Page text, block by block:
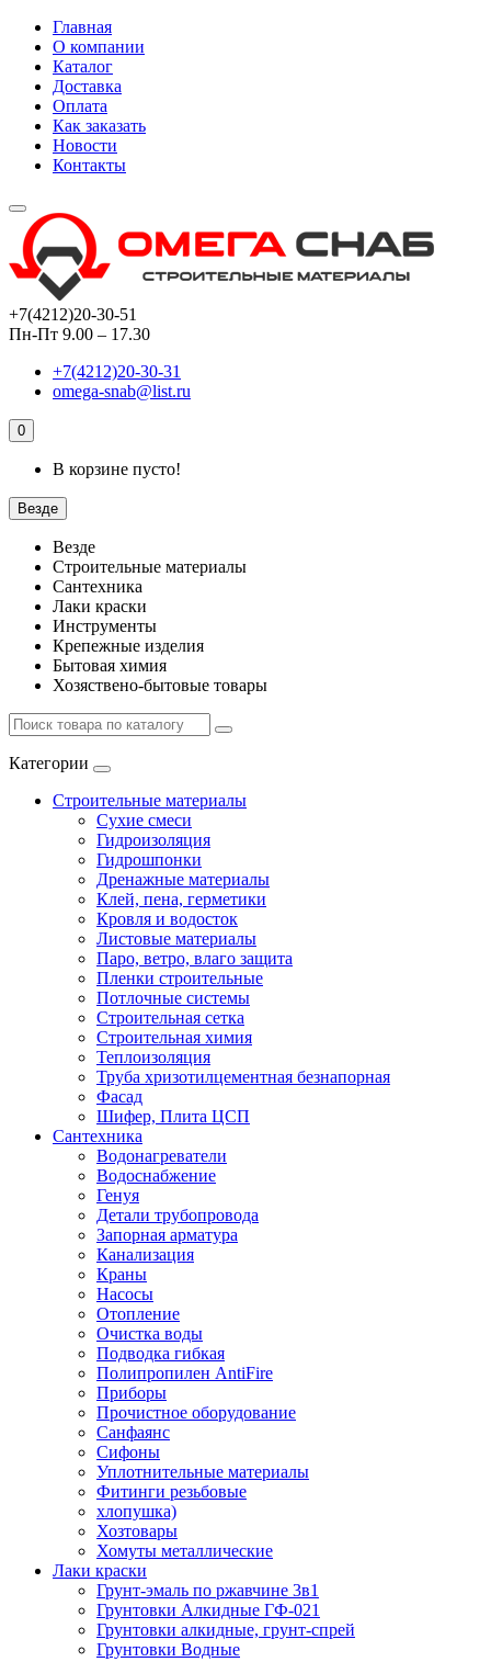
Главная
О компании
Каталог
Доставка
Оплата
Как заказать
Новости
Контакты
+7(4212)20-30-51
Пн-Пт 9.00 – 17.30
+7(4212)20-30-31
omega-snab@list.ru
0
В корзине пусто!
Везде
Везде
Строительные материалы
Сантехника
Лаки краски
Инструменты
Крепежные изделия
Бытовая химия
Хозяствено-бытовые товары
Категории
Строительные материалы
Сухие смеси
Гидроизоляция
Гидрошпонки
Дренажные материалы
Клей, пена, герметики
Кровля и водосток
Листовые материалы
Паро, ветро, влаго защита
Пленки строительные
Потлочные системы
Строительная сетка
Строительная химия
Теплоизоляция
Труба хризотилцементная безнапорная
Фасад
Шифер, Плита ЦСП
Сантехника
Водонагреватели
Водоснабжение
Генуя
Детали трубопровода
Запорная арматура
Канализация
Краны
Насосы
Отопление
Очистка воды
Подводка гибкая
Полипропилен AntiFire
Приборы
Прочистное оборудование
Санфаянс
Сифоны
Уплотнительные материалы
Фитинги резьбовые
хлопушка)
Хозтовары
Хомуты металлические
Лаки краски
Грунт-эмаль по ржавчине 3в1
Грунтовки Алкидные ГФ-021
Грунтовки алкидные, грунт-спрей
Грунтовки Водные